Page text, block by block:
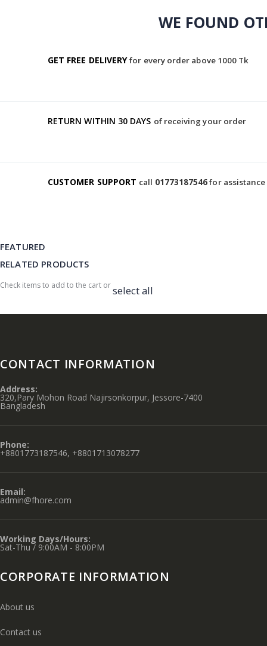
WE FOUND
GET FREE DELIVERYfor every order above 1000 Tk
RETURN WITHIN 30 DAYS of receiving your order
CUSTOMER SUPPORT call 01773187546for assistance
FEATURED
RELATED PRODUCTS
Check items to add to the cart orselect all
CONTACT INFORMATION
Address:
320,Pary Mohon Road Najirsonkorpur, Jessore-7400
Bangladesh
Phone:
+8801773187546, +8801713078277
Email:
admin@fhore.com
Working Days/Hours:
Sat-Thu / 9:00AM - 8:00PM
CORPORATE INFORMATION
About us
Contact us